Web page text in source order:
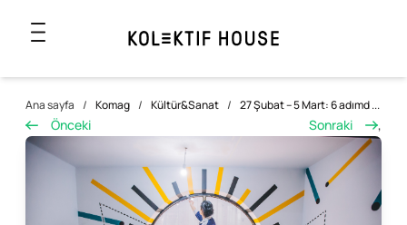
Ana sayfa / Komag / Kültür&Sanat / 27 Şubat – 5 Mart: 6 adımd ...
Önceki Sonraki ,